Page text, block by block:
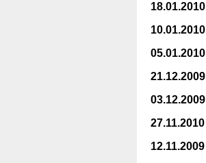
18.01.2010
10.01.2010
05.01.2010
21.12.2009
03.12.2009
27.11.2010
12.11.2009